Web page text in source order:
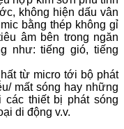
không hiện dấu vân
bằng thép không gỉ
âm bên trong ngăn
như: tiếng gió, tiếng
từ micro tới bộ phát
mất sóng hay những
các thiết bị phát sóng
di động v.v.